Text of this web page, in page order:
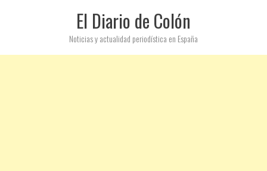
El Diario de Colón
Noticias y actualidad periodística en España